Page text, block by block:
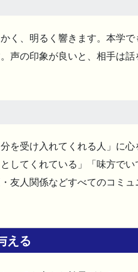
く、明るく響きます。本学
声の印象が良いと、相手は話
を受け入れてくれる人」に
してくれている」「味方で
友人関係などすべてのコミ
える